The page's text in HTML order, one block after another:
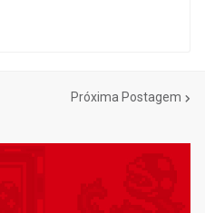
Próxima Postagem